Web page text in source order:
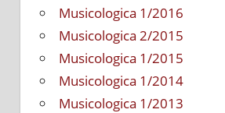
Musicologica 1/2016
Musicologica 2/2015
Musicologica 1/2015
Musicologica 1/2014
Musicologica 1/2013